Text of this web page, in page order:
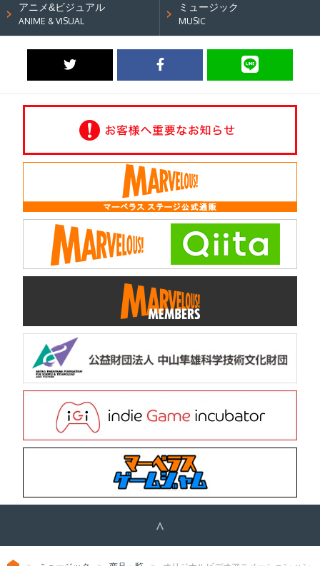
アニメ&ビジュアル
ANIME & VISUAL
ミュージック
MUSIC